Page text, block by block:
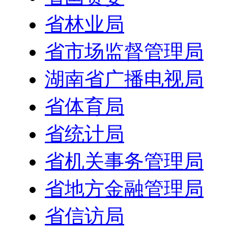
省林业局
省市场监督管理局
湖南省广播电视局
省体育局
省统计局
省机关事务管理局
省地方金融管理局
省信访局